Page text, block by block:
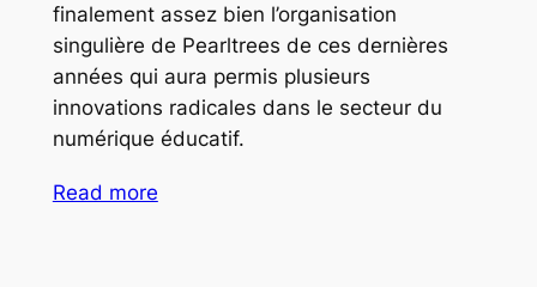
finalement assez bien l’organisation
singulière de Pearltrees de ces dernières
années qui aura permis plusieurs
innovations radicales dans le secteur du
numérique éducatif.
Read more